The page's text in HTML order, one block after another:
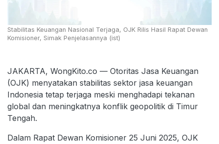
Stabilitas Keuangan Nasional Terjaga, OJK Rilis Hasil Rapat Dewan
Komisioner, Simak Penjelasannya (ist)
JAKARTA, WongKito.co — Otoritas Jasa Keuangan
(OJK) menyatakan stabilitas sektor jasa keuangan
Indonesia tetap terjaga meski menghadapi tekanan
global dan meningkatnya konflik geopolitik di Timur
Tengah.
Dalam Rapat Dewan Komisioner 25 Juni 2025, OJK